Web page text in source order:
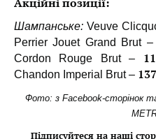
Шампанське: Veuve
Perrier Jouet Grand Brut –
Cordon Rouge Brut –
Chandon Imperial Brut –
Фото: з Facebook-сторінок
Підписуйтеся на наші